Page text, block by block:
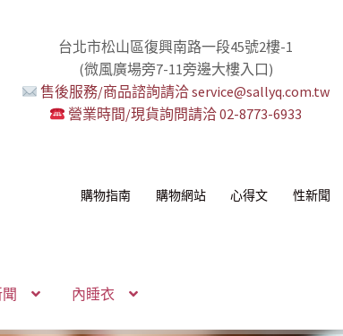
台北市松山區復興南路一段45號2樓-1
(微風廣場旁7-11旁邊大樓入口)
售後服務/商品諮詢請洽 service@sallyq.com.tw
營業時間/現貨詢問請洽 02-8773-6933
購物指南 購物網站 心得文 性新聞
內睡衣